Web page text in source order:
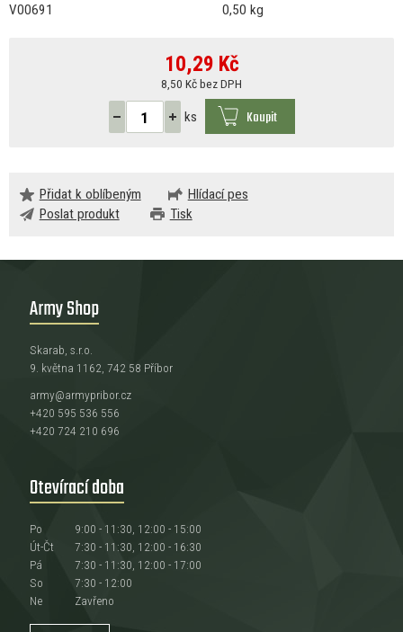
V00691 0,50 kg
10,29 Kč
8,50 Kč bez DPH
ks Koupit
Přidat k oblíbeným
Hlídací pes
Poslat produkt
Tisk
Army Shop
Skarab, s.r.o.
9. května 1162, 742 58 Příbor
army@armypribor.cz
+420 595 536 556
+420 724 210 696
Otevírací doba
Po
9:00 - 11:30, 12:00 - 15:00
Út-Čt
7:30 - 11:30, 12:00 - 16:30
Pá
7:30 - 11:30, 12:00 - 17:00
So
7:30 - 12:00
Ne
Zavřeno